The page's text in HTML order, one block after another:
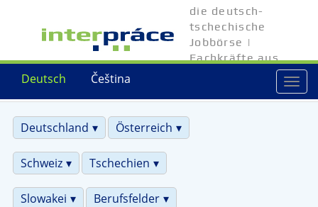
Čeština
Deutsch
die deutsch-
tschechische
Jobbörse |
Fachkräfte aus
Tschechien
Deutschland
Österreich
Schweiz Tschechien
Slowakei Berufsfelder